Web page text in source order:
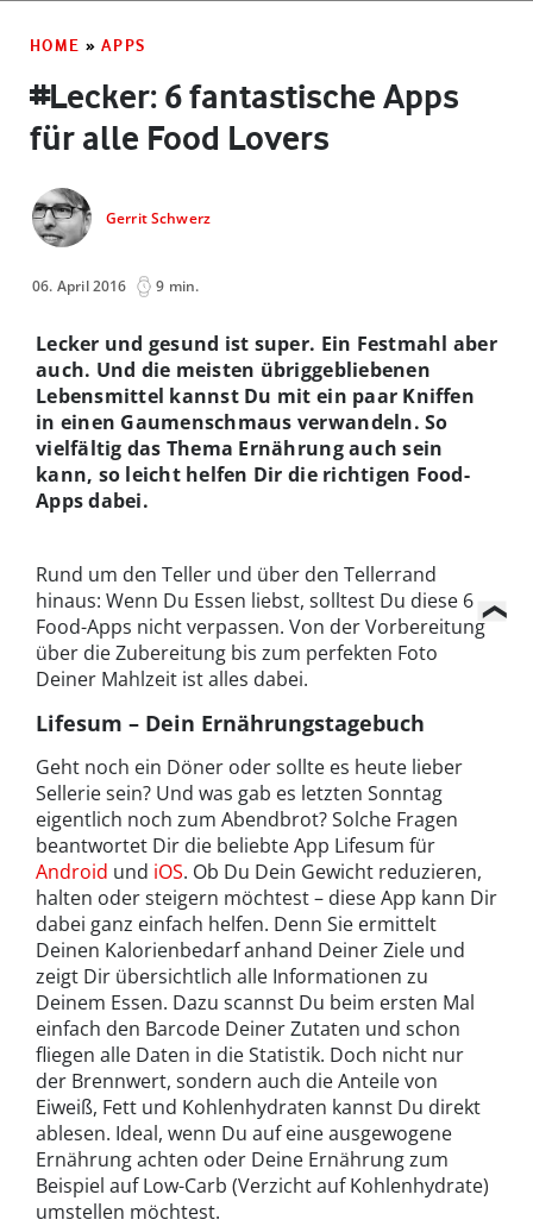
HOME » APPS
#Lecker: 6 fantastische Apps
für alle Food Lovers
Gerrit Schwerz
06. April 2016 9 min.
Lecker und gesund ist super. Ein Festmahl aber
auch. Und die meisten übriggebliebenen
Lebensmittel kannst Du mit ein paar Kniffen
in einen Gaumenschmaus verwandeln. So
vielfältig das Thema Ernährung auch sein
kann, so leicht helfen Dir die richtigen Food-
Apps dabei.
Rund um den Teller und über den Tellerrand
hinaus: Wenn Du Essen liebst, solltest Du diese 6
Food-Apps nicht verpassen. Von der Vorbereitung
über die Zubereitung bis zum perfekten Foto
Deiner Mahlzeit ist alles dabei.
Lifesum – Dein Ernährungstagebuch
Geht noch ein Döner oder sollte es heute lieber
Sellerie sein? Und was gab es letzten Sonntag
eigentlich noch zum Abendbrot? Solche Fragen
beantwortet Dir die beliebte App Lifesum für
Android und iOS. Ob Du Dein Gewicht reduzieren,
halten oder steigern möchtest – diese App kann Dir
dabei ganz einfach helfen. Denn Sie ermittelt
Deinen Kalorienbedarf anhand Deiner Ziele und
zeigt Dir übersichtlich alle Informationen zu
Deinem Essen. Dazu scannst Du beim ersten Mal
einfach den Barcode Deiner Zutaten und schon
fliegen alle Daten in die Statistik. Doch nicht nur
der Brennwert, sondern auch die Anteile von
Eiweiß, Fett und Kohlenhydraten kannst Du direkt
ablesen. Ideal, wenn Du auf eine ausgewogene
Ernährung achten oder Deine Ernährung zum
Beispiel auf Low-Carb (Verzicht auf Kohlenhydrate)
umstellen möchtest.